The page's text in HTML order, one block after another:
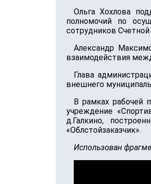
Ольга Хохлова
полномочий по
сотрудников Счетной
Александр
взаимодействия
Глава
внешнего
В рамках рабочей
учреждение
д.Галкино,
«Облстойзаказчик».
Использован